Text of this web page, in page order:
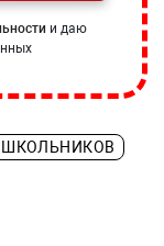
и даю